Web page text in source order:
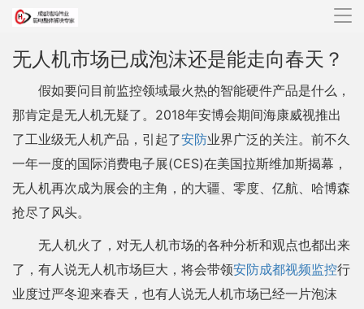
导
无人机市场已成泡沫还是能走向春天？
假如要问目前监控领域最火热的智能硬件产品是什么，
那肯定是无人机无疑了。2018年安博会期间海康威视推出
了工业级无人机产品，引起了安防业界广泛的关注。前不久
一年一度的国际消费电子展(CES)在美国拉斯维加斯揭幕，
无人机再次成为展会的主角，的大疆、零度、亿航、哈博森
抢尽了风头。
无人机火了，对无人机市场的各种分析和观点也都出来
了，有人说无人机市场巨大，将会带领安防成都视频监控行
业度过严冬迎来春天，也有人说无人机市场已经一片泡沫